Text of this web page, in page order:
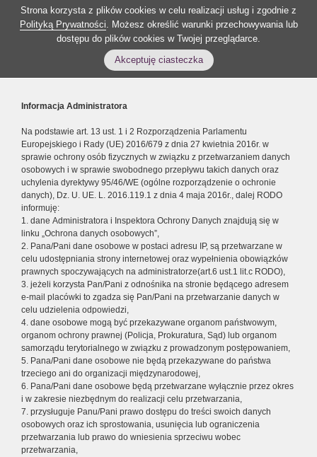
Strona korzysta z plików cookies w celu realizacji usług i zgodnie z
Polityką Prywatności. Możesz określić warunki przechowywania lub
dostępu do plików cookies w Twojej przeglądarce.
Akceptuję ciasteczka
Informacja Administratora
Na podstawie art. 13 ust. 1 i 2 Rozporządzenia Parlamentu
Europejskiego i Rady (UE) 2016/679 z dnia 27 kwietnia 2016r. w
sprawie ochrony osób fizycznych w związku z przetwarzaniem danych
osobowych i w sprawie swobodnego przepływu takich danych oraz
uchylenia dyrektywy 95/46/WE (ogólne rozporządzenie o ochronie
danych), Dz. U. UE. L. 2016.119.1 z dnia 4 maja 2016r., dalej RODO
informuję:
1. dane Administratora i Inspektora Ochrony Danych znajdują się w
linku „Ochrona danych osobowych”,
2. Pana/Pani dane osobowe w postaci adresu IP, są przetwarzane w
celu udostępniania strony internetowej oraz wypełnienia obowiązków
prawnych spoczywających na administratorze(art.6 ust.1 lit.c RODO),
3. jeżeli korzysta Pan/Pani z odnośnika na stronie będącego adresem
e-mail placówki to zgadza się Pan/Pani na przetwarzanie danych w
celu udzielenia odpowiedzi,
4. dane osobowe mogą być przekazywane organom państwowym,
organom ochrony prawnej (Policja, Prokuratura, Sąd) lub organom
samorządu terytorialnego w związku z prowadzonym postępowaniem,
5. Pana/Pani dane osobowe nie będą przekazywane do państwa
trzeciego ani do organizacji międzynarodowej,
6. Pana/Pani dane osobowe będą przetwarzane wyłącznie przez okres
i w zakresie niezbędnym do realizacji celu przetwarzania,
7. przysługuje Panu/Pani prawo dostępu do treści swoich danych
osobowych oraz ich sprostowania, usunięcia lub ograniczenia
przetwarzania lub prawo do wniesienia sprzeciwu wobec
przetwarzania,